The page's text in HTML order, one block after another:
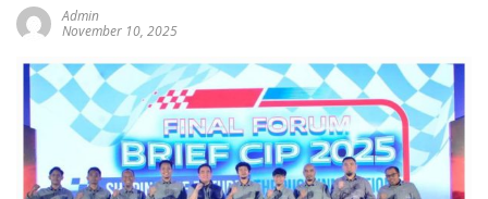
Admin
November 10, 2025